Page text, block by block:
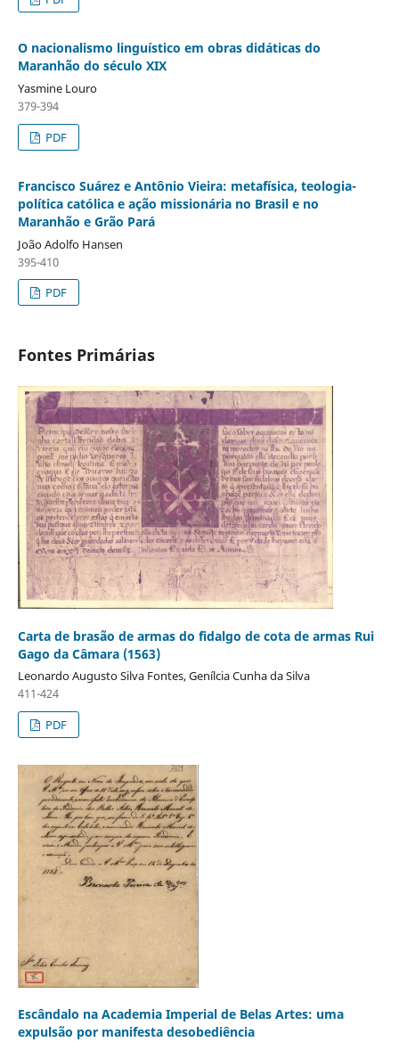
O nacionalismo linguístico em obras didáticas do
Maranhão do século XIX
Yasmine Louro
379-394
PDF
Francisco Suárez e Antônio Vieira: metafísica, teologia-
política católica e ação missionária no Brasil e no
Maranhão e Grão Pará
João Adolfo Hansen
395-410
PDF
Fontes Primárias
Carta de brasão de armas do fidalgo de cota de armas Rui
Gago da Câmara (1563)
Leonardo Augusto Silva Fontes, Genílcia Cunha da Silva
411-424
PDF
Escândalo na Academia Imperial de Belas Artes: uma
expulsão por manifesta desobediência